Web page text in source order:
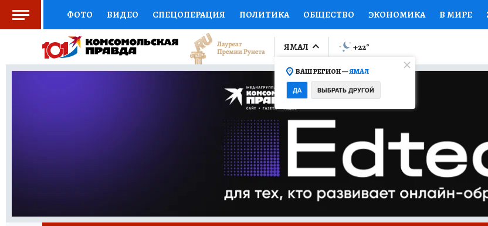
ФОТО ВИДЕО СПЕЦОПЕРАЦИЯ ПОЛИТИКА ОБЩЕСТВО ЭКОНОМИКА В МИРЕ
СОЦПОДДЕРЖКА НАУКА СПОРТ КОЛУМНИСТЫ ПРОИСШЕСТВИЯ
ВЫБОР ЭКСПЕРТОВ ДОКТОР ФИНАНСЫ ОТКРЫВАЕМ МИР СЕМЬЯ
ПРОГНОЗЫ НА СПОРТ ПРОМОКОДЫ СЕРИАЛЫ
ТЕЛЕВИЗОР КОЛЛЕКЦИИ КОНКУРСЫ
НОВОЕ НА САЙТЕ
ЯМАЛ
ВАШ РЕГИОН —ЯМАЛ
ДА ВЫБРАТЬ ДРУГОЙ
+22°